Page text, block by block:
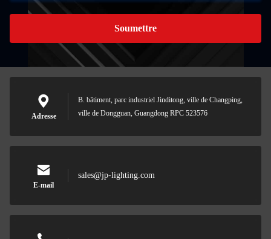
Soumettre
Adresse
B. bâtiment, parc industriel Jinditong, ville de Changping,
ville de Dongguan, Guangdong RPC 523576
E-mail
sales@jp-lighting.com